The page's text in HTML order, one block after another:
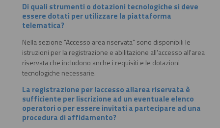
Di quali strumenti o dotazioni tecnologiche si deve
essere dotati per utilizzare la piattaforma
telematica?
Nella sezione "Accesso area riservata" sono disponibili le
istruzioni per la registrazione e abilitazione all'accesso all'area
riservata che includono anche i requisiti e le dotazioni
tecnologiche necessarie.
La registrazione per laccesso allarea riservata è
sufficiente per liscrizione ad un eventuale elenco
operatori o per essere invitati a partecipare ad una
procedura di affidamento?